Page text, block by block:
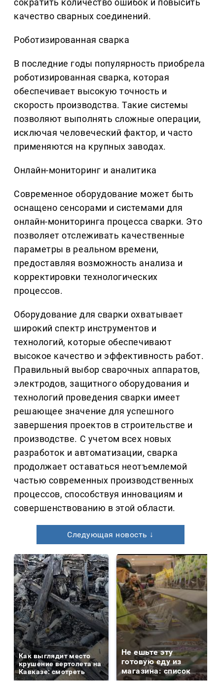
сократить количество ошибок и повысить
качество сварных соединений.
Роботизированная сварка
В последние годы популярность приобрела
роботизированная сварка, которая
обеспечивает высокую точность и
скорость производства. Такие системы
позволяют выполнять сложные операции,
исключая человеческий фактор, и часто
применяются на крупных заводах.
Онлайн-мониторинг и аналитика
Современное оборудование может быть
оснащено сенсорами и системами для
онлайн-мониторинга процесса сварки. Это
позволяет отслеживать качественные
параметры в реальном времени,
предоставляя возможность анализа и
корректировки технологических
процессов.
Оборудование для сварки охватывает
широкий спектр инструментов и
технологий, которые обеспечивают
высокое качество и эффективность работ.
Правильный выбор сварочных аппаратов,
электродов, защитного оборудования и
технологий проведения сварки имеет
решающее значение для успешного
завершения проектов в строительстве и
производстве. С учетом всех новых
разработок и автоматизации, сварка
продолжает оставаться неотъемлемой
частью современных производственных
процессов, способствуя инновациям и
совершенствованию в этой области.
Следующая новость ↓
Как выглядит место
крушение вертолета на
Кавказе: смотреть
Не ешьте эту
готовую еду из
магазина: список